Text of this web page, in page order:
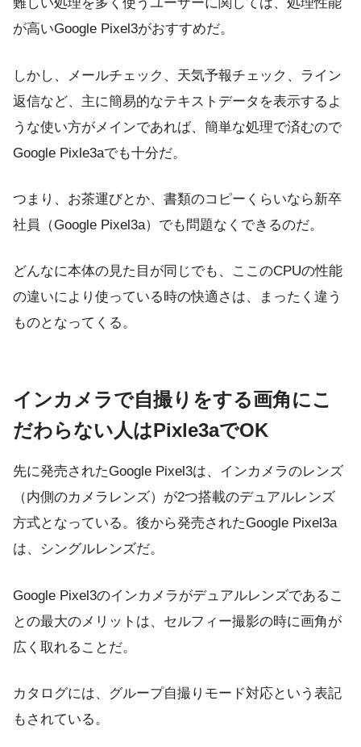
が高いGoogle Pixel3がおすすめだ。
しかし、メールチェック、天気予報チェック、ライン
返信など、主に簡易的なテキストデータを表示するよ
うな使い方がメインであれば、簡単な処理で済むので
Google Pixle3aでも十分だ。
つまり、お茶運びとか、書類のコピーくらいなら新卒
社員（Google Pixel3a）でも問題なくできるのだ。
どんなに本体の見た目が同じでも、ここのCPUの性能
の違いにより使っている時の快適さは、まったく違う
ものとなってくる。
インカメラで自撮りをする画角にこ
だわらない人はPixle3aでOK
先に発売されたGoogle Pixel3は、インカメラのレンズ
（内側のカメラレンズ）が2つ搭載のデュアルレンズ
方式となっている。後から発売されたGoogle Pixel3a
は、シングルレンズだ。
Google Pixel3のインカメラがデュアルレンズであるこ
との最大のメリットは、セルフィー撮影の時に画角が
広く取れることだ。
カタログには、グループ自撮りモード対応という表記
もされている。